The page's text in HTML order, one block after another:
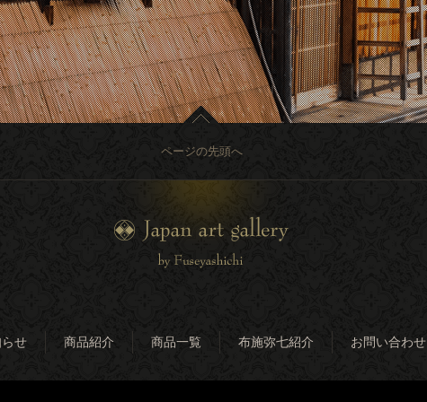
ページの先頭へ
せ 商品紹介 商品一覧 布施弥七紹介 お問い合わせ